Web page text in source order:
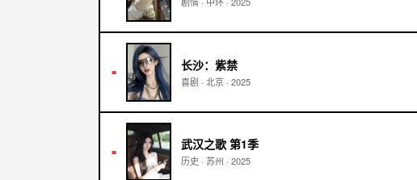
■ 长沙：紫禁
喜剧 · 北京 · 2025
■ 武汉之歌 第1季
历史 · 苏州 · 2025